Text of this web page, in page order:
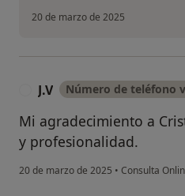
20 de marzo de 2025
J.V Número de teléfono
Mi agradecimiento a
y profesionalidad.
20 de marzo de 2025 • Consulta